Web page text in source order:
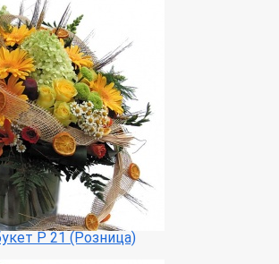
Р 21 (Розница)